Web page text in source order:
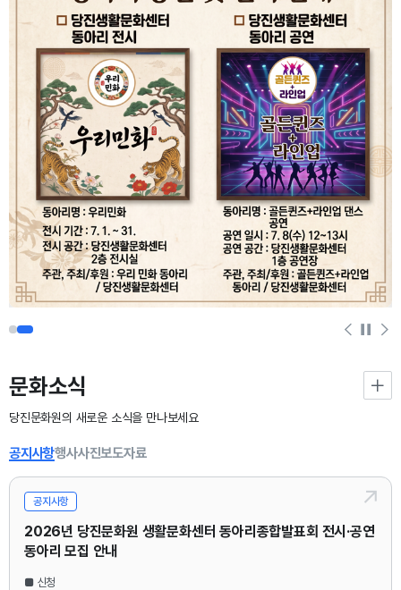
문화소식
당진문화원의 새로운 소식을 만나보세요
공지사항행사사진보도자료
공지사항
2026년 당진문화원 생활문화센터 동아리종합발표회 전시·공연
동아리 모집 안내
■ 신청